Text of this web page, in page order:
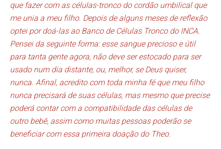
que fazer com as células-tronco do cordão umbilical que
me unia a meu filho. Depois de alguns meses de reflexão
optei por doá-las ao Banco de Células Tronco do INCA.
Pensei da seguinte forma: esse sangue precioso e útil
para tanta gente agora, não deve ser estocado para ser
usado num dia distante, ou, melhor, se Deus quiser,
nunca. Afinal, acredito com toda minha fé que meu filho
nunca precisará de suas células, mas mesmo que precise
poderá contar com a compatibilidade das células de
outro bebê, assim como muitas pessoas poderão se
beneficiar com essa primeira doação do Theo.